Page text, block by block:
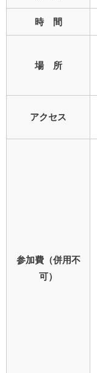
時 間
場 所
アクセス
参加費（併用不
可）